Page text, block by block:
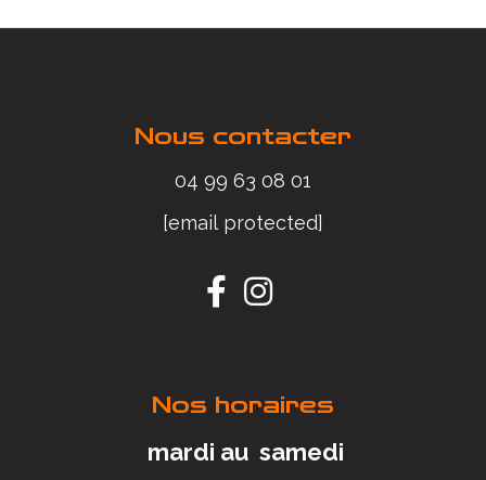
Nous contacter
04 99 63 08 01
[email protected]
 
Nos horaires
mardi au samedi